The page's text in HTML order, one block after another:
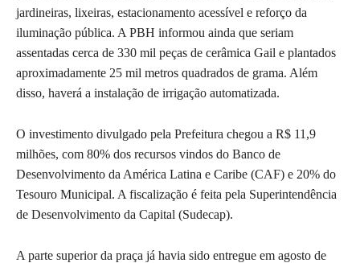
jardineiras, lixeiras, estacionamento acessível e reforço da
iluminação pública. A PBH informou ainda que seriam
assentadas cerca de 330 mil peças de cerâmica Gail e plantados
aproximadamente 25 mil metros quadrados de grama. Além
disso, haverá a instalação de irrigação automatizada.
O investimento divulgado pela Prefeitura chegou a R$ 11,9
milhões, com 80% dos recursos vindos do Banco de
Desenvolvimento da América Latina e Caribe (CAF) e 20% do
Tesouro Municipal. A fiscalização é feita pela Superintendência
de Desenvolvimento da Capital (Sudecap).
A parte superior da praça já havia sido entregue em agosto de